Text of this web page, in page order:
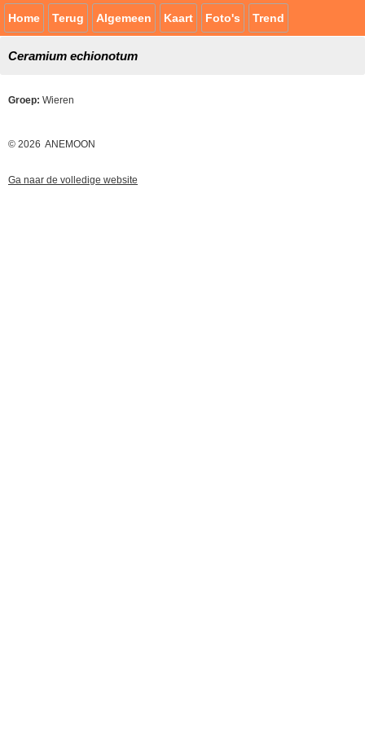
Home Terug Algemeen Kaart Foto's Trend
Ceramium echionotum
Groep: Wieren
© 2026 ANEMOON
Ga naar de volledige website